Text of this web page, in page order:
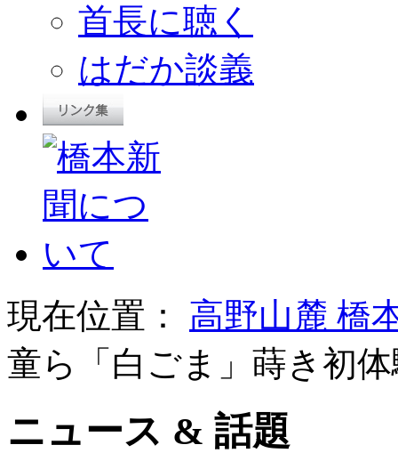
首長に聴く
はだか談義
現在位置： 高野山麓 橋
童ら「白ごま」蒔き初
ニュース & 話題